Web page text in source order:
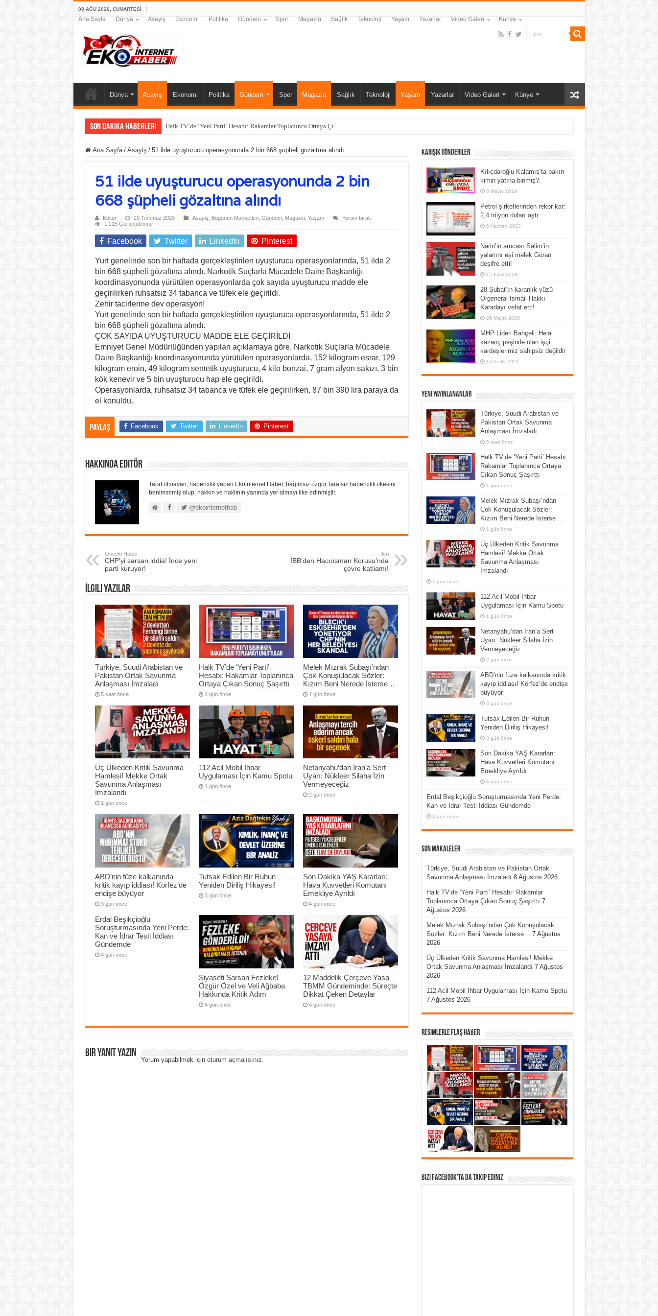
08 AĞU 2026, CUMARTESI
Ana Sayfa Dünya Asayiş Ekonomi Politika Gündem Spor Magazin Sağlık Teknoloji Yaşam Yazarlar Video Galeri Künye
Dünya Asayiş Ekonomi Politika Gündem Spor Magazin Sağlık Teknoloji Yaşam Yazarlar Video Galeri Künye
Son Dakika Haberleri Halk TV’de ‘Yeni Parti’ Hesabı: Rakamlar Toplanınca Ortaya Çıkan Sonuç Şaşırttı
Ana Sayfa / Asayiş / 51 ilde uyuşturucu operasyonunda 2 bin 668 şüpheli gözaltına alındı
51 ilde uyuşturucu operasyonunda 2 bin
668 şüpheli gözaltına alındı
Editör 29 Temmuz 2020 Asayiş Bugünün Manşetleri, Gündem, Magazin, Yaşam
Yorum bırak
1,215 Görüntülenme
Facebook Twitter LinkedIn Pinterest
Yurt genelinde son bir haftada gerçekleştirilen uyuşturucu operasyonlarında, 51 ilde 2
bin 668 şüpheli gözaltına alındı. Narkotik Suçlarla Mücadele Daire Başkanlığı
koordinasyonunda yürütülen operasyonlarda çok sayıda uyuşturucu madde ele
geçirilirken ruhsatsız 34 tabanca ve tüfek ele geçirildi.
Zehir tacirlerine dev operasyon!
Yurt genelinde son bir haftada gerçekleştirilen uyuşturucu operasyonlarında, 51 ilde 2
bin 668 şüpheli gözaltına alındı.
ÇOK SAYIDA UYUŞTURUCU MADDE ELE GEÇİRİLDİ
Emniyet Genel Müdürlüğünden yapılan açıklamaya göre, Narkotik Suçlarla Mücadele
Daire Başkanlığı koordinasyonunda yürütülen operasyonlarda, 152 kilogram esrar, 129
kilogram eroin, 49 kilogram sentetik uyuşturucu, 4 kilo bonzai, 7 gram afyon sakızı, 3 bin
kök kenevir ve 5 bin uyuşturucu hap ele geçirildi.
Operasyonlarda, ruhsatsız 34 tabanca ve tüfek ele geçirilirken, 87 bin 390 lira paraya da
el konuldu.
Paylaş Facebook Twitter LinkedIn Pinterest
Hakkında Editör
Taraf olmayan, habercilik yapan Ekointernet Haber, bağımsız özgür, tarafsız habercilik ilkesini
benimsemiş olup, hakkın ve haklının yanında yer almayı ilke edinmiştir.
@ekointernethab
Önceki Haber
CHP’yi sarsan iddia! İnce yeni
parti kuruyor!
İleri
İBB’den Hacıosman Korusu’nda
çevre katliamı!
İlgili Yazılar
Türkiye, Suudi Arabistan ve
Pakistan Ortak Savunma
Anlaşması İmzaladı
5 saat önce
Halk TV’de ‘Yeni Parti’
Hesabı: Rakamlar Toplanınca
Ortaya Çıkan Sonuç Şaşırttı
1 gün önce
Melek Mızrak Subaşı’ndan
Çok Konuşulacak Sözler:
Kızım Beni Nerede İsterse…
1 gün önce
Üç Ülkeden Kritik Savunma
Hamlesi! Mekke Ortak
Savunma Anlaşması
İmzalandı
1 gün önce
112 Acil Mobil İhbar
Uygulaması İçin Kamu Spotu
1 gün önce
Netanyahu’dan İran’a Sert
Uyarı: Nükleer Silaha İzin
Vermeyeceğiz
2 gün önce
ABD’nin füze kalkanında
kritik kayıp iddiası! Körfez’de
endişe büyüyor
3 gün önce
Tutsak Edilen Bir Ruhun
Yeniden Diriliş Hikayesi!
3 gün önce
Son Dakika YAŞ Kararları:
Hava Kuvvetleri Komutanı
Emekliye Ayrıldı
4 gün önce
Erdal Beşikçioğlu
Soruşturmasında Yeni Perde:
Kan ve İdrar Testi İddiası
Gündemde
4 gün önce
Siyaseti Sarsan Fezleke!
Özgür Özel ve Veli Ağbaba
Hakkında Kritik Adım
4 gün önce
12 Maddelik Çerçeve Yasa
TBMM Gündeminde: Süreçte
Dikkat Çeken Detaylar
4 gün önce
Bir yanıt yazın
Yorum yapabilmek için oturum açmalısınız
Karışık Gönderiler
Kılıçdaroğlu Kalamış’ta bakın
kimin yatına binmiş?.
8 Mayıs 2019
Petrol şirketlerinden rekor kar:
2,4 trilyon doları aştı
6 Haziran 2023
Narin’in amcası Salim’in
yalanını eşi melek Güran
deşifre etti!
15 Eylül 2024
28 Şubat’ın karanlık yüzü
Orgeneral İsmail Hakkı
Karadayı vefat etti!
26 Mayıs 2020
MHP Lideri Bahçeli: Helal
kazanç peşinde olan işçi
kardeşlerimiz sahipsiz değildir
16 Aralık 2021
Yeni Yayınlananlar
Türkiye, Suudi Arabistan ve
Pakistan Ortak Savunma
Anlaşması İmzaladı
5 saat önce
Halk TV’de ‘Yeni Parti’ Hesabı:
Rakamlar Toplanınca Ortaya
Çıkan Sonuç Şaşırttı
1 gün önce
Melek Mızrak Subaşı’ndan
Çok Konuşulacak Sözler:
Kızım Beni Nerede İsterse…
1 gün önce
Üç Ülkeden Kritik Savunma
Hamlesi! Mekke Ortak
Savunma Anlaşması
İmzalandı
1 gün önce
112 Acil Mobil İhbar
Uygulaması İçin Kamu Spotu
1 gün önce
Netanyahu’dan İran’a Sert
Uyarı: Nükleer Silaha İzin
Vermeyeceğiz
2 gün önce
ABD’nin füze kalkanında kritik
kayıp iddiası! Körfez’de endişe
büyüyor
3 gün önce
Tutsak Edilen Bir Ruhun
Yeniden Diriliş Hikayesi!
3 gün önce
Son Dakika YAŞ Kararları:
Hava Kuvvetleri Komutanı
Emekliye Ayrıldı
4 gün önce
Erdal Beşikçioğlu Soruşturmasında Yeni Perde:
Kan ve İdrar Testi İddiası Gündemde
4 gün önce
Son Makaleler
Türkiye, Suudi Arabistan ve Pakistan Ortak
Savunma Anlaşması İmzaladı 8 Ağustos 2026
Halk TV’de ‘Yeni Parti’ Hesabı: Rakamlar
Toplanınca Ortaya Çıkan Sonuç Şaşırttı 7
Ağustos 2026
Melek Mızrak Subaşı’ndan Çok Konuşulacak
Sözler: Kızım Beni Nerede İsterse… 7 Ağustos
2026
Üç Ülkeden Kritik Savunma Hamlesi! Mekke
Ortak Savunma Anlaşması İmzalandı 7 Ağustos
2026
112 Acil Mobil İhbar Uygulaması İçin Kamu Spotu
7 Ağustos 2026
Resimlerle Flaş Haber
Bizi Facebook’ta da takip Ediniz